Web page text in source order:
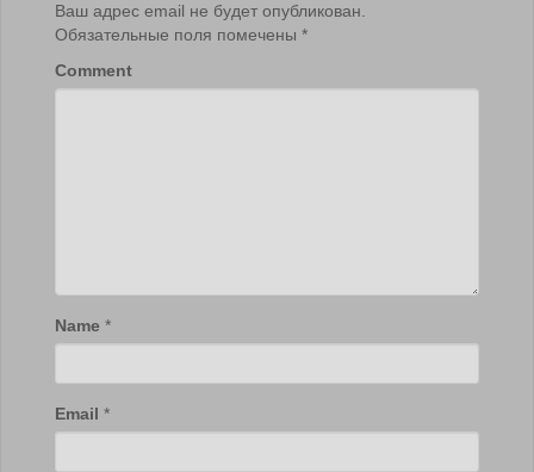
Ваш адрес email не будет опубликован.
Обязательные поля помечены *
Comment
Name *
Email *